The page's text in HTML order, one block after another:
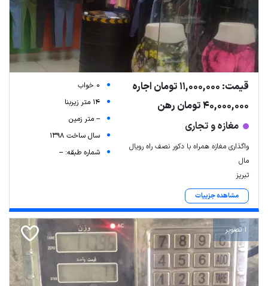
قیمت: 11,000,000 تومان اجاره
40,000,000 تومان رهن
مغازه و تجاری
واگذاری مغازه همراه با دکور نصف راه رویال
مال
تبریز
مشاهده جزییات
0 خواب
14 متر زیربنا
-- متر زمین
سال ساخت 1398
شماره طبقه: --
1 تصویر